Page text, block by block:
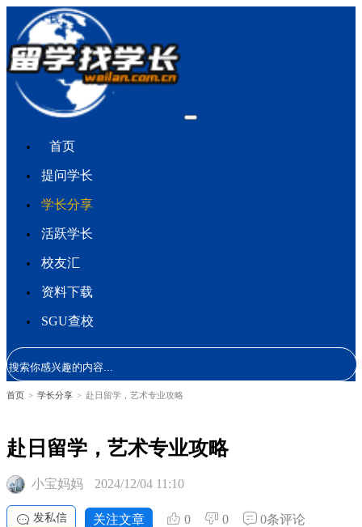
首页
提问学长
学长分享
活跃学长
校友汇
资料下载
SGU查校
首页 > 学长分享 > 赴日留学，艺术专业攻略
赴日留学，艺术专业攻略
小宝妈妈 2024/12/04 11:10
发私信 关注文章 0 0
0条评论